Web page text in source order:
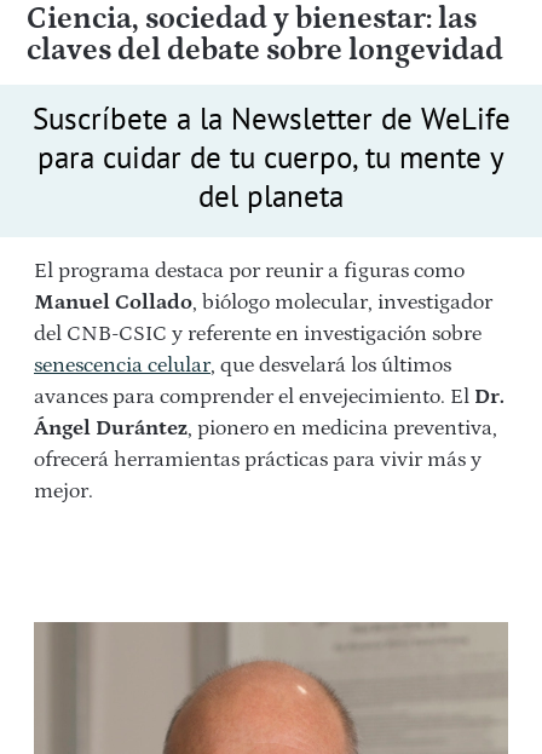
Ciencia, sociedad y bienestar: las
claves del debate sobre longevidad
Suscríbete a la Newsletter de WeLife
para cuidar de tu cuerpo, tu mente y
del planeta
El programa destaca por reunir a figuras como
Manuel Collado, biólogo molecular, investigador
del CNB-CSIC y referente en investigación sobre
senescencia celular, que desvelará los últimos
avances para comprender el envejecimiento. El Dr.
Ángel Durántez, pionero en medicina preventiva,
ofrecerá herramientas prácticas para vivir más y
mejor.